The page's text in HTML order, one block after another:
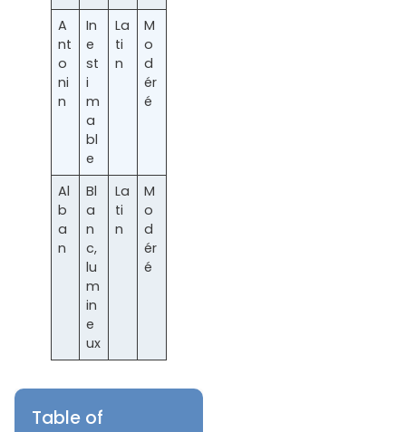
A
nt
o
ni
n
In
e
st
i
m
a
bl
e
La
ti
n
M
o
d
ér
é
Al
b
a
n
Bl
a
n
c,
lu
m
in
e
ux
La
ti
n
M
o
d
ér
é
Table of